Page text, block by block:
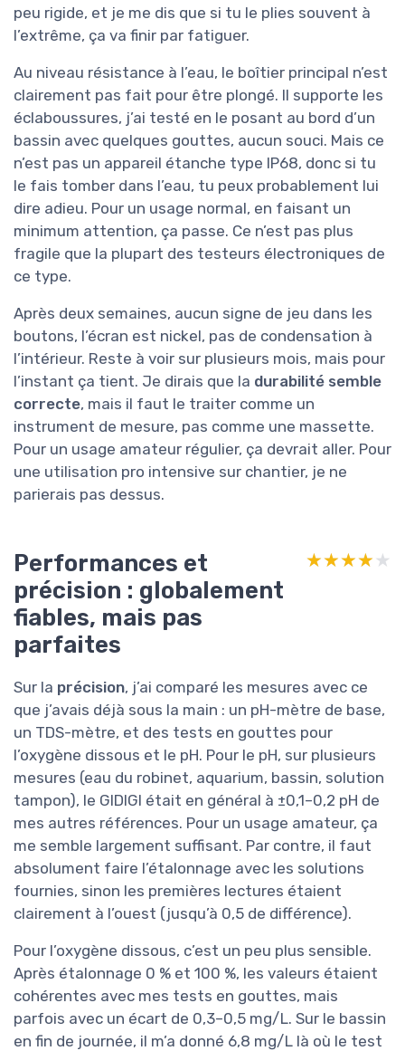
peu rigide, et je me dis que si tu le plies souvent à
l’extrême, ça va finir par fatiguer.
Au niveau résistance à l’eau, le boîtier principal n’est
clairement pas fait pour être plongé. Il supporte les
éclaboussures, j’ai testé en le posant au bord d’un
bassin avec quelques gouttes, aucun souci. Mais ce
n’est pas un appareil étanche type IP68, donc si tu
le fais tomber dans l’eau, tu peux probablement lui
dire adieu. Pour un usage normal, en faisant un
minimum attention, ça passe. Ce n’est pas plus
fragile que la plupart des testeurs électroniques de
ce type.
Après deux semaines, aucun signe de jeu dans les
boutons, l’écran est nickel, pas de condensation à
l’intérieur. Reste à voir sur plusieurs mois, mais pour
l’instant ça tient. Je dirais que la durabilité semble
correcte, mais il faut le traiter comme un
instrument de mesure, pas comme une massette.
Pour un usage amateur régulier, ça devrait aller. Pour
une utilisation pro intensive sur chantier, je ne
parierais pas dessus.
Performances et
précision : globalement
fiables, mais pas
parfaites
★★★★★
★★★★★
Sur la précision, j’ai comparé les mesures avec ce
que j’avais déjà sous la main : un pH-mètre de base,
un TDS-mètre, et des tests en gouttes pour
l’oxygène dissous et le pH. Pour le pH, sur plusieurs
mesures (eau du robinet, aquarium, bassin, solution
tampon), le GIDIGI était en général à ±0,1–0,2 pH de
mes autres références. Pour un usage amateur, ça
me semble largement suffisant. Par contre, il faut
absolument faire l’étalonnage avec les solutions
fournies, sinon les premières lectures étaient
clairement à l’ouest (jusqu’à 0,5 de différence).
Pour l’oxygène dissous, c’est un peu plus sensible.
Après étalonnage 0 % et 100 %, les valeurs étaient
cohérentes avec mes tests en gouttes, mais
parfois avec un écart de 0,3–0,5 mg/L. Sur le bassin
en fin de journée, il m’a donné 6,8 mg/L là où le test